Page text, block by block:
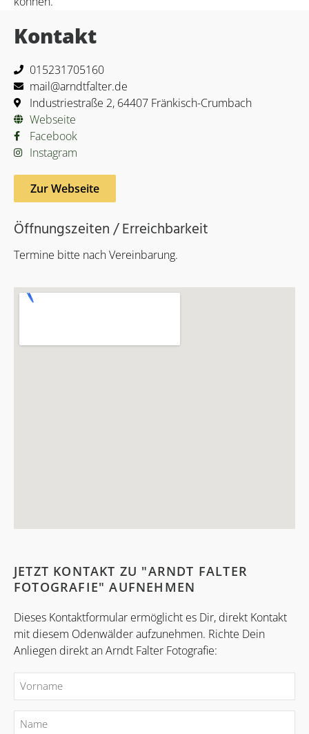
Kontakt
015231705160
mail@arndtfalter.de
Industriestraße 2, 64407 Fränkisch-Crumbach
Webseite
Facebook
Instagram
Zur Webseite
Öffnungszeiten / Erreichbarkeit
Termine bitte nach Vereinbarung.
JETZT KONTAKT ZU "ARNDT FALTER
FOTOGRAFIE" AUFNEHMEN
Dieses Kontaktformular ermöglicht es Dir, direkt Kontakt
mit diesem Odenwälder aufzunehmen. Richte Dein
Anliegen direkt an Arndt Falter Fotografie: